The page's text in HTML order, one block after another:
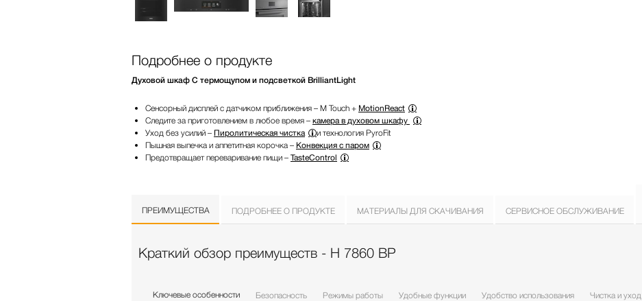
Подробнее о продукте
Духовой шкаф С термощупом и подсветкой BrilliantLight
Сенсорный дисплей с датчиком приближения – M Touch + MotionReact
Следите за приготовлением в любое время – камера в духовом шкафу
Уход без усилий – Пиролитическая чистка
и технология PyroFit
Пышная выпечка и аппетитная корочка – Конвекция с паром
Предотвращает переваривание пищи – TasteControl
ПРЕИМУЩЕСТВА ПОДРОБНЕЕ О ПРОДУКТЕ МАТЕРИАЛЫ ДЛЯ СКАЧИВАНИЯ СЕРВИСНОЕ ОБСЛУЖИВАНИЕ
Краткий обзор преимуществ - H 7860 BP
Ключевые особенности Безопасность Режимы работы Удобные функции Удобство использования Чистка и уход